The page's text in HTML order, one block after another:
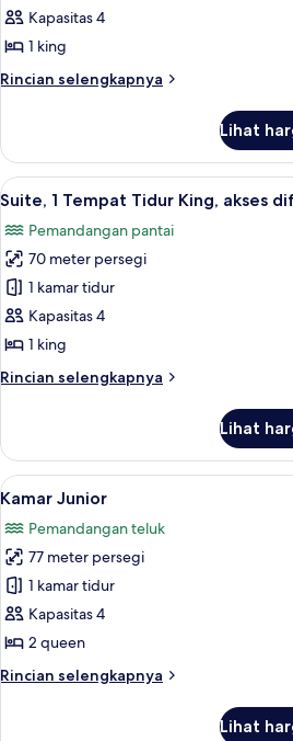
Tempat
Tidur
King,
akses
pemandangan
samudra
(Roll-
in
Shower)
Kapasitas 4
1 king
Rincian selengkapnya
Rincian
Suite,
Tempat
King,
akses
difabel,
pemandangan
samudra
(Roll-
in
Shower)
Lihat
Lihat
semua
foto
untuk
Suite,
1
Tempat
King,
tepi
laut
6
Suite, 1 Tempat Tidur King, akses
Pemandangan pantai
70 meter persegi
1 kamar tidur
Kapasitas 4
1 king
Rincian selengkapnya
Rincian
Suite,
Tempat
King,
akses
difabel,
tepi
laut
Lihat
Lihat
semua
foto
untuk
Kamar
Junior
7
Kamar Junior
Pemandangan teluk
77 meter persegi
1 kamar tidur
Kapasitas 4
2 queen
Rincian selengkapnya
Rincian
Lihat